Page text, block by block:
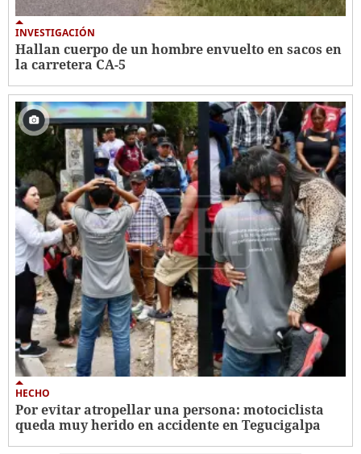
INVESTIGACIÓN
Hallan cuerpo de un hombre envuelto en sacos en
la carretera CA-5
HECHO
Por evitar atropellar una persona: motociclista
queda muy herido en accidente en Tegucigalpa